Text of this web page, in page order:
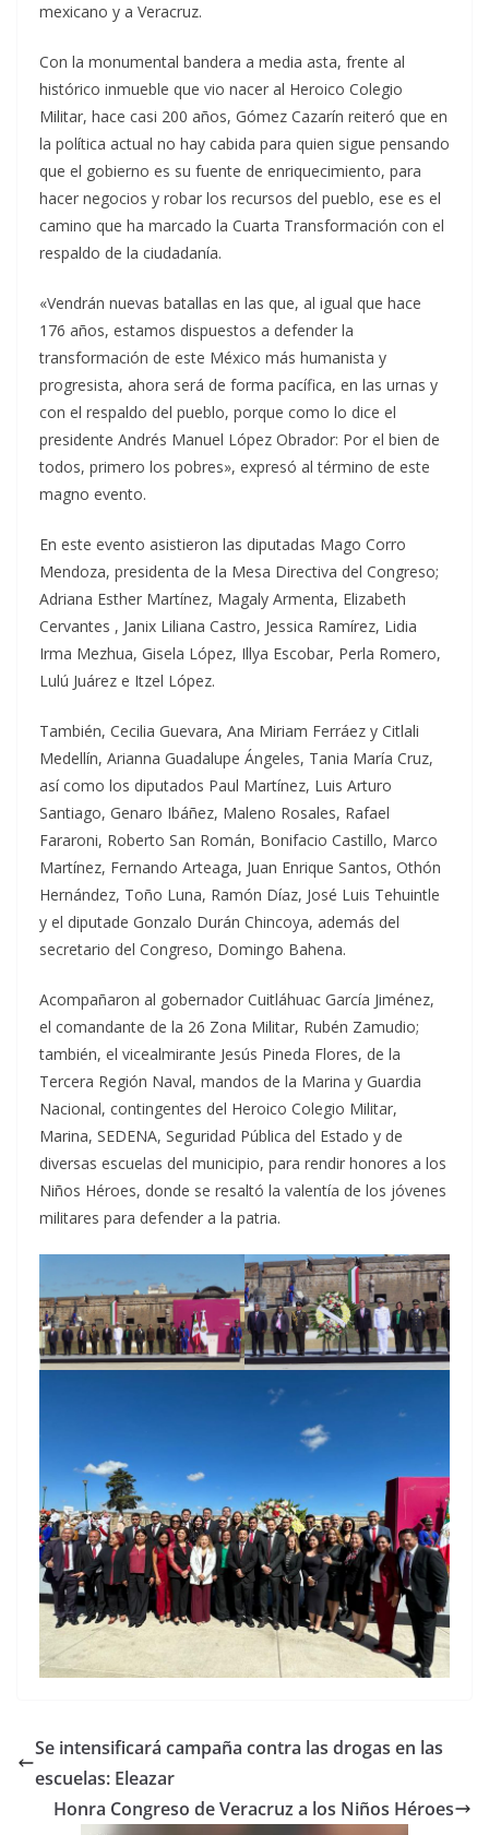
mexicano y a Veracruz.
Con la monumental bandera a media asta, frente al
histórico inmueble que vio nacer al Heroico Colegio
Militar, hace casi 200 años, Gómez Cazarín reiteró que en
la política actual no hay cabida para quien sigue pensando
que el gobierno es su fuente de enriquecimiento, para
hacer negocios y robar los recursos del pueblo, ese es el
camino que ha marcado la Cuarta Transformación con el
respaldo de la ciudadanía.
«Vendrán nuevas batallas en las que, al igual que hace
176 años, estamos dispuestos a defender la
transformación de este México más humanista y
progresista, ahora será de forma pacífica, en las urnas y
con el respaldo del pueblo, porque como lo dice el
presidente Andrés Manuel López Obrador: Por el bien de
todos, primero los pobres», expresó al término de este
magno evento.
En este evento asistieron las diputadas Mago Corro
Mendoza, presidenta de la Mesa Directiva del Congreso;
Adriana Esther Martínez, Magaly Armenta, Elizabeth
Cervantes , Janix Liliana Castro, Jessica Ramírez, Lidia
Irma Mezhua, Gisela López, Illya Escobar, Perla Romero,
Lulú Juárez e Itzel López.
También, Cecilia Guevara, Ana Miriam Ferráez y Citlali
Medellín, Arianna Guadalupe Ángeles, Tania María Cruz,
así como los diputados Paul Martínez, Luis Arturo
Santiago, Genaro Ibáñez, Maleno Rosales, Rafael
Fararoni, Roberto San Román, Bonifacio Castillo, Marco
Martínez, Fernando Arteaga, Juan Enrique Santos, Othón
Hernández, Toño Luna, Ramón Díaz, José Luis Tehuintle
y el diputade Gonzalo Durán Chincoya, además del
secretario del Congreso, Domingo Bahena.
Acompañaron al gobernador Cuitláhuac García Jiménez,
el comandante de la 26 Zona Militar, Rubén Zamudio;
también, el vicealmirante Jesús Pineda Flores, de la
Tercera Región Naval, mandos de la Marina y Guardia
Nacional, contingentes del Heroico Colegio Militar,
Marina, SEDENA, Seguridad Pública del Estado y de
diversas escuelas del municipio, para rendir honores a los
Niños Héroes, donde se resaltó la valentía de los jóvenes
militares para defender a la patria.
Se intensificará campaña contra las drogas en las
escuelas: Eleazar
Honra Congreso de Veracruz a los Niños Héroes